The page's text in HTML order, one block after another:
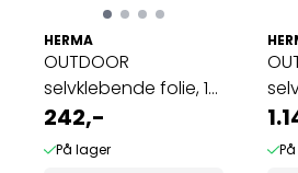
HERMA
OUTDOOR
selvklebende folie, 10
ark 45.7x21.2 hvit ...
242,-
På lager
A4,